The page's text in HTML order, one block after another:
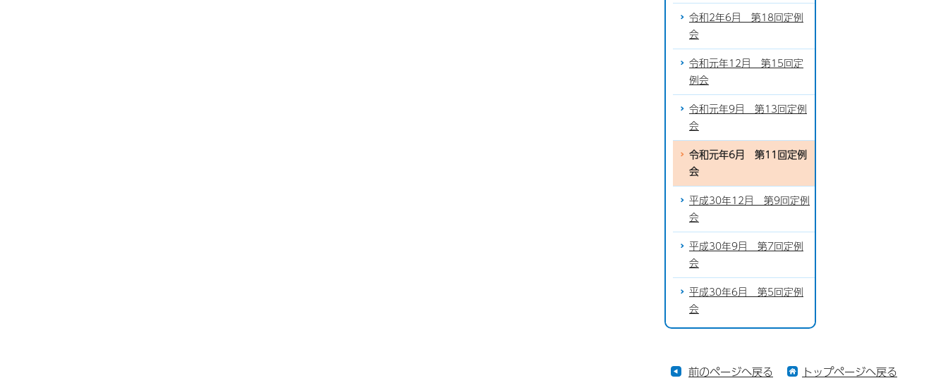
令和2年6月 第18回定例
会
令和元年12月 第15回定
例会
令和元年9月 第13回定例
会
令和元年6月 第11回定例
会
平成30年12月 第9回定例
会
平成30年9月 第7回定例
会
平成30年6月 第5回定例
会
前のページへ戻る トップページへ戻る